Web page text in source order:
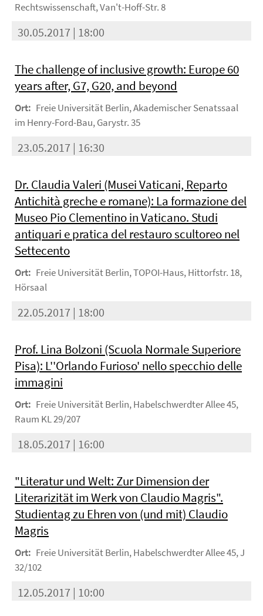
Rechtswissenschaft, Van't-Hoff-Str. 8
30.05.2017 | 18:00
The challenge of inclusive growth: Europe 60
years after, G7, G20, and beyond
Ort: Freie Universität Berlin, Akademischer Senatssaal
im Henry-Ford-Bau, Garystr. 35
23.05.2017 | 16:30
Dr. Claudia Valeri (Musei Vaticani, Reparto
Antichità greche e romane): La formazione del
Museo Pio Clementino in Vaticano. Studi
antiquari e pratica del restauro scultoreo nel
Settecento
Ort: Freie Universität Berlin, TOPOI-Haus, Hittorfstr. 18,
Hörsaal
22.05.2017 | 18:00
Prof. Lina Bolzoni (Scuola Normale Superiore
Pisa): L''Orlando Furioso' nello specchio delle
immagini
Ort: Freie Universität Berlin, Habelschwerdter Allee 45,
Raum KL 29/207
18.05.2017 | 16:00
"Literatur und Welt: Zur Dimension der
Literarizität im Werk von Claudio Magris".
Studientag zu Ehren von (und mit) Claudio
Magris
Ort: Freie Universität Berlin, Habelschwerdter Allee 45, J
32/102
12.05.2017 | 10:00